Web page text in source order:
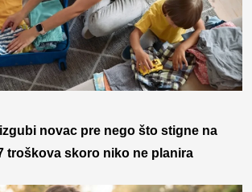
novac pre nego što stigne na
troškova skoro niko ne planira